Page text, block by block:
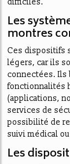
Les
montres
Ces dispositifs
légers, car ils
connectées. Ils
fonctionnalités
(applications,
services de
possibilité de
suivi médical
Les